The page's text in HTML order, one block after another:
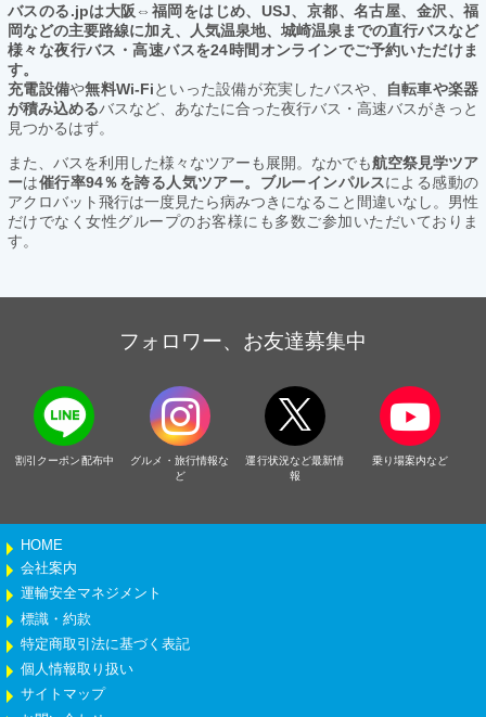
バスのる.jpは大阪⇔福岡をはじめ、USJ、京都、名古屋、金沢、福
岡などの主要路線に加え、人気温泉地、城崎温泉までの直行バスなど
様々な夜行バス・高速バスを24時間オンラインでご予約いただけま
す。
充電設備や無料Wi-Fiといった設備が充実したバスや、
自転車や楽器
が積み込めるバスなど、あなたに合った夜行バス・高速バスがきっと
見つかるはず。
また、バスを利用した様々なツアーも展開。なかでも航空祭見学ツア
ーは催行率94％を誇る人気ツアー。ブルーインパルスによる感動の
アクロバット飛行は一度見たら病みつきになること間違いなし。男性
だけでなく女性グループのお客様にも多数ご参加いただいておりま
す。
フォロワー、お友達募集中
割引クーポン配布中
グルメ・旅行情報な
ど
運行状況など最新情
報
乗り場案内など
HOME
会社案内
運輸安全マネジメント
標識・約款
特定商取引法に基づく表記
個人情報取り扱い
サイトマップ